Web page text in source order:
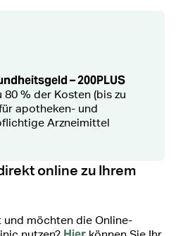
– 200PLUS
80 % der Kosten (bis zu
apotheken- und
Arzneimittel
online zu Ihrem
und möchten die Online-